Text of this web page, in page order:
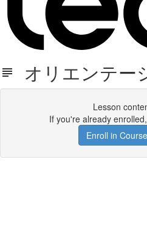
オリエンテー
Lesson
If you're already enrolled,
Enroll in